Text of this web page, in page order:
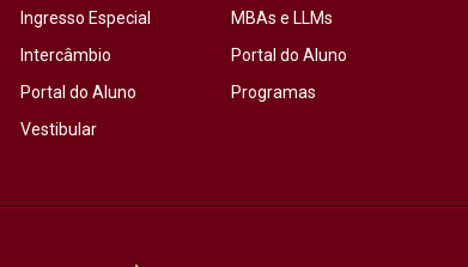
Ingresso Especial
Intercâmbio
Portal do Aluno
Vestibular
MBAs e LLMs
Portal do Aluno
Programas